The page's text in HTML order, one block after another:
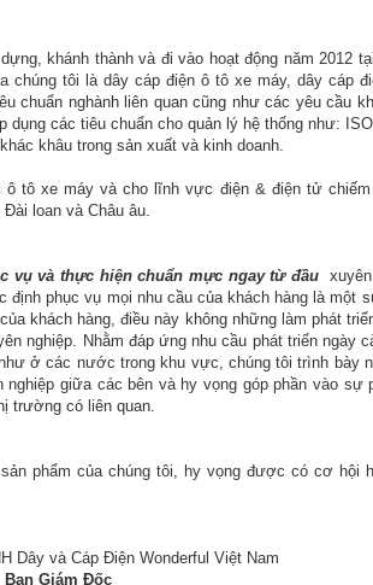
khánh thành và đi vào hoạt động năm 2012
chúng tôi là dây cáp điện ô tô xe máy, dây cáp
chuẩn nghành liên quan cũng như các yêu cầu
dụng các tiêu chuẩn cho quản lý hệ thống như:
khâu trong sản xuất và kinh doanh.
tô xe máy và cho lĩnh vực điện & điện tử chiếm
loan và Châu âu.
vụ và thực hiện chuẩn mực ngay từ đầuxuyên
phục vụ mọi nhu cầu của khách hàng là một
khách hàng, điều này không những làm phát
nghiệp. Nhằm đáp ứng nhu cầu phát triển ngày
ở các nước trong khu vực, chúng tôi trình bày
giữa các bên và hy vọng góp phần vào sự
trường có liên quan.
phẩm của chúng tôi, hy vọng được có cơ hội
Dây và Cáp Điện Wonderful Việt Nam
Ban Giám Đốc